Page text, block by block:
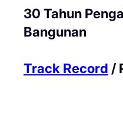
30 Tahun
Bangunan
Track Record /